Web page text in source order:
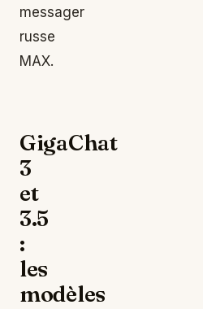
messager
russe
MAX.
GigaChat
3
et
3.5
:
les
modèles